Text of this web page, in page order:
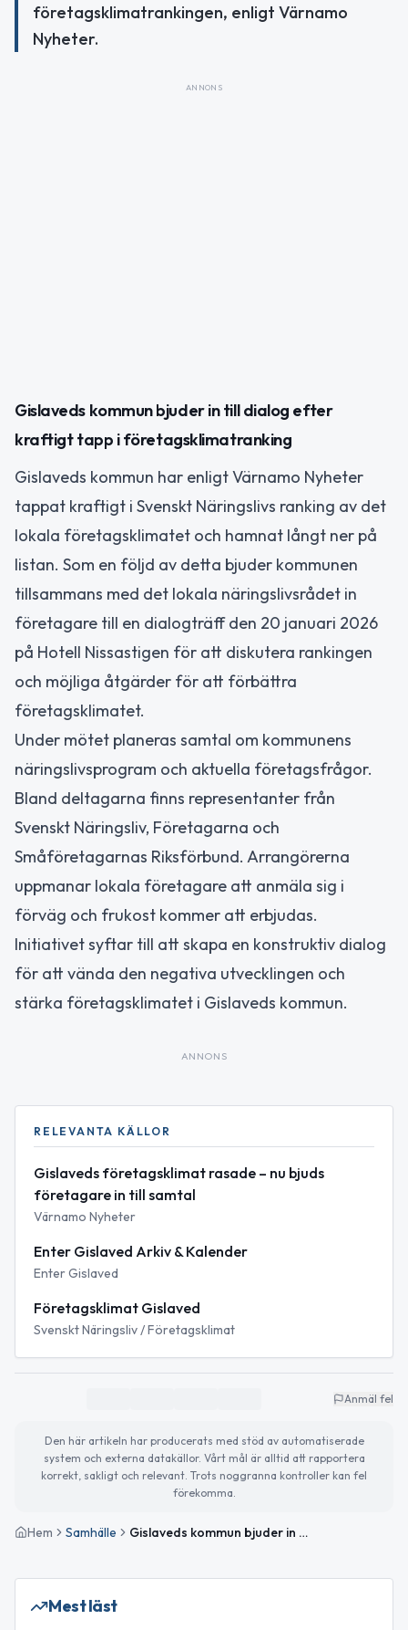
företagsklimatrankingen, enligt Värnamo
Nyheter.
ANNONS
Gislaveds kommun bjuder in till dialog efter
kraftigt tapp i företagsklimatranking
Gislaveds kommun har enligt Värnamo Nyheter
tappat kraftigt i Svenskt Näringslivs ranking av det
lokala företagsklimatet och hamnat långt ner på
listan. Som en följd av detta bjuder kommunen
tillsammans med det lokala näringslivsrådet in
företagare till en dialogträff den 20 januari 2026
på Hotell Nissastigen för att diskutera rankingen
och möjliga åtgärder för att förbättra
företagsklimatet.
Under mötet planeras samtal om kommunens
näringslivsprogram och aktuella företagsfrågor.
Bland deltagarna finns representanter från
Svenskt Näringsliv, Företagarna och
Småföretagarnas Riksförbund. Arrangörerna
uppmanar lokala företagare att anmäla sig i
förväg och frukost kommer att erbjudas.
Initiativet syftar till att skapa en konstruktiv dialog
för att vända den negativa utvecklingen och
stärka företagsklimatet i Gislaveds kommun.
ANNONS
RELEVANTA KÄLLOR
Gislaveds företagsklimat rasade – nu bjuds
företagare in till samtal
Värnamo Nyheter
Enter Gislaved Arkiv & Kalender
Enter Gislaved
Företagsklimat Gislaved
Svenskt Näringsliv / Företagsklimat
Anmäl fel
Den här artikeln har producerats med stöd av automatiserade
system och externa datakällor. Vårt mål är alltid att rapportera
korrekt, sakligt och relevant. Trots noggranna kontroller kan fel
förekomma.
Hem Samhälle Gislaveds kommun bjuder in till dialog efter tapp i företagsklimatranking
Mest läst